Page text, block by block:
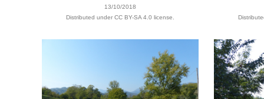
13/10/2018
Distributed under CC BY-SA 4.0 license.